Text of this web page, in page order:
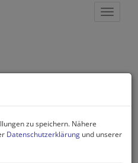
Anfrage
zu speichern. Nähere
Datenschutzerklärung und unserer